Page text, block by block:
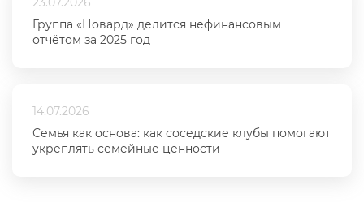
Группа «Новард» делится нефинансовым
отчётом за 2025 год
14.07.2026
Семья как основа: как соседские клубы помогают
укреплять семейные ценности